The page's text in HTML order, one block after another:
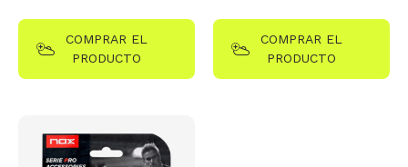
COMPRAR EL
PRODUCTO
COMPRAR EL
PRODUCTO